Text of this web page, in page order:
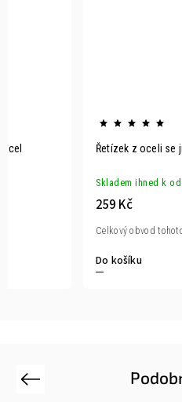
Řetízek z oceli se
Skladem ihned k
259 Kč
Do košíku
Celkový obvod
Previous